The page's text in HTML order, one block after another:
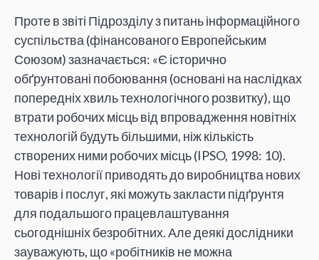
Проте в звіті Підрозділу з питань інформаційного
суспільства (фінансованого Европейським
Союзом) зазначається: «Є історично
обґрунтовані побоювання (основані на наслідках
попередніх хвиль технологічного розвитку), що
втрати робочих місць від впровадження новітніх
технологій будуть більшими, ніж кількість
створених ними робочих місць (IPSO, 1998: 10).
Нові технології приводять до виробництва нових
товарів і послуг, які можуть закласти підґрунтя
для подальшого працевлаштування
сьогоднішніх безробітних. Але деякі дослідники
зауважують, що «робітників не можна